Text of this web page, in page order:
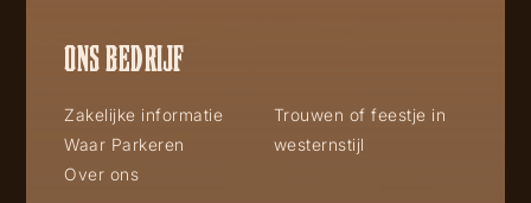
ONS BEDRIJF
Zakelijke informatie
Waar Parkeren
Over ons
Trouwen of feestje in
westernstijl